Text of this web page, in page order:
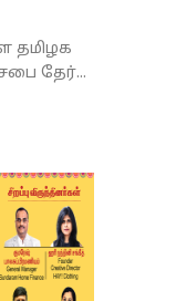
தமிழக
தேர்...